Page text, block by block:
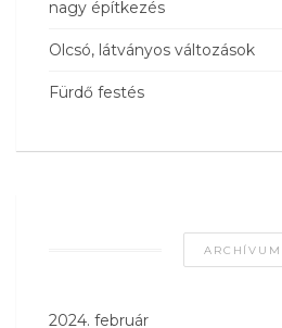
nagy építkezés
Olcsó, látványos változások
Fürdő festés
ARCHÍVUM
2024. február